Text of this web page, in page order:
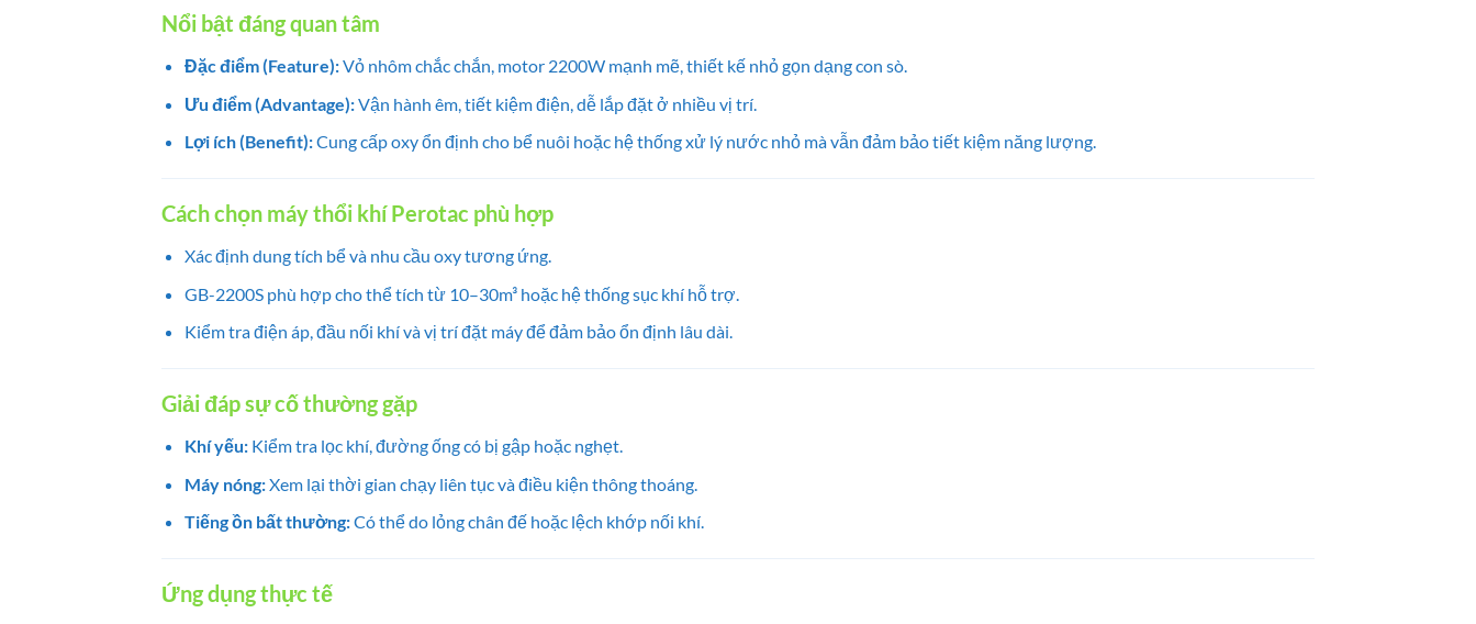
Nổi bật đáng quan tâm
Đặc điểm (Feature):Vỏ nhôm chắc chắn, motor 2200W mạnh mẽ, thiết kế nhỏ gọn dạng con sò.
Ưu điểm (Advantage):Vận hành êm, tiết kiệm điện, dễ lắp đặt ở nhiều vị trí.
Lợi ích (Benefit):Cung cấp oxy ổn định cho bể nuôi hoặc hệ thống xử lý nước nhỏ mà vẫn đảm bảo tiết kiệm năng lượng.
Cách chọn máy thổi khí Perotac phù hợp
Xác định dung tích bể và nhu cầu oxy tương ứng.
GB-2200S phù hợp cho thể tích từ 10–30m³ hoặc hệ thống sục khí hỗ trợ.
Kiểm tra điện áp, đầu nối khí và vị trí đặt máy để đảm bảo ổn định lâu dài.
Giải đáp sự cố thường gặp
Khí yếu:Kiểm tra lọc khí, đường ống có bị gập hoặc nghẹt.
Máy nóng:Xem lại thời gian chạy liên tục và điều kiện thông thoáng.
Tiếng ồn bất thường:Có thể do lỏng chân đế hoặc lệch khớp nối khí.
Ứng dụng thực tế